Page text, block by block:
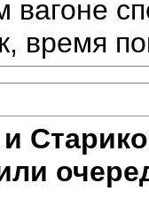
время